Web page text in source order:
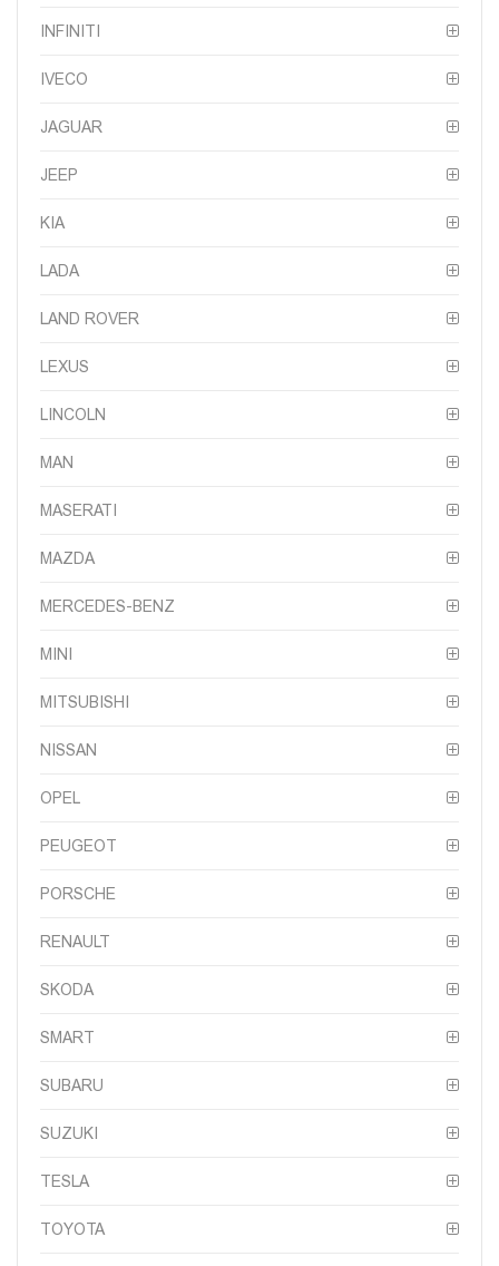
INFINITI
IVECO
JAGUAR
JEEP
KIA
LADA
LAND ROVER
LEXUS
LINCOLN
MAN
MASERATI
MAZDA
MERCEDES-BENZ
MINI
MITSUBISHI
NISSAN
OPEL
PEUGEOT
PORSCHE
RENAULT
SKODA
SMART
SUBARU
SUZUKI
TESLA
TOYOTA